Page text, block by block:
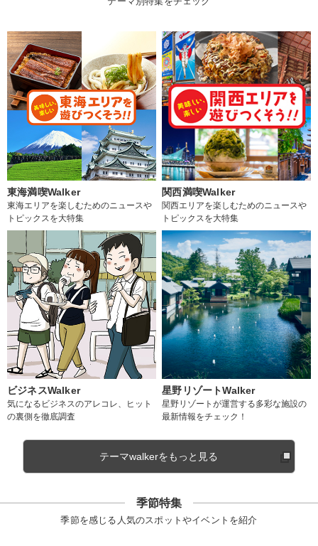
東海満喫Walker
東海エリアを楽しむためのニュースや
トピックスを大特集
関西満喫Walker
関西エリアを楽しむためのニュースや
トピックスを大特集
ビジネスWalker
気になるビジネスのアレコレ、ヒット
の裏側を徹底調査
星野リゾートWalker
星野リゾートが運営する多彩な施設の
最新情報をチェック！
テーマwalkerをもっと見る
季節特集
季節を感じる人気のスポットやイベントを紹介